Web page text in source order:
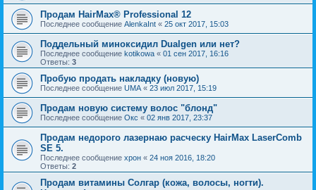
Продам HairMax® Professional 12
Последнее сообщение AlenkaInt « 25 окт 2017, 15:03
Поддельный миноксидил Dualgen или нет?
Последнее сообщение kotikowa « 01 сен 2017, 16:16
Ответы: 3
Пробую продать накладку (новую)
Последнее сообщение UMA « 23 июл 2017, 15:19
Продам новую систему волос "блонд"
Последнее сообщение Окс « 02 янв 2017, 23:37
Продам недорого лазернаю расческу HairMax LaserComb
SE 5.
Последнее сообщение хрон « 24 ноя 2016, 18:20
Ответы: 2
Продам витамины Солгар (кожа, волосы, ногти).